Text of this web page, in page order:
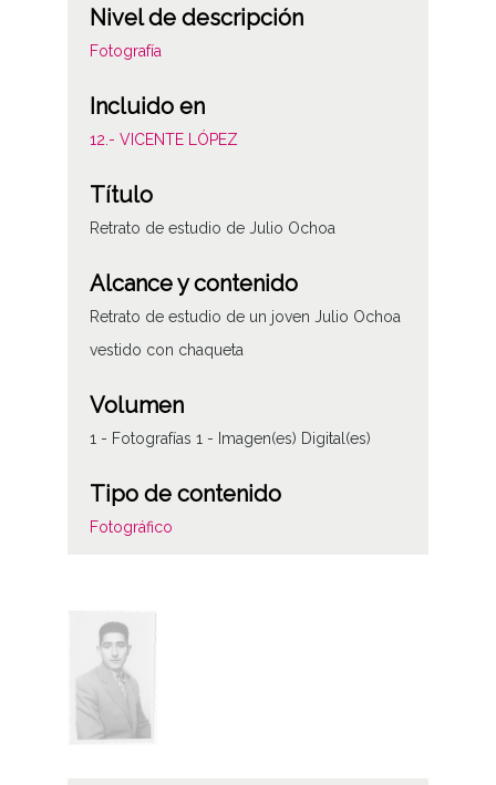
Nivel de descripción
Fotografía
Incluido en
12.- VICENTE LÓPEZ
Título
Retrato de estudio de Julio Ochoa
Alcance y contenido
Retrato de estudio de un joven Julio Ochoa
vestido con chaqueta
Volumen
1 - Fotografías 1 - Imagen(es) Digital(es)
Tipo de contenido
Fotográfico
Características del soporte
B/N